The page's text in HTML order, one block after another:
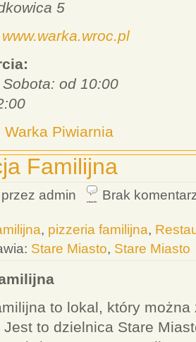
5
www.warka.wroc.pl
Sobota: od 10:00
Piwiarnia
Familijna
admin
Brak
, pizzeria familijna,
Stare Miasto, Stare Miasto
to lokal, który
to dzielnica Stare